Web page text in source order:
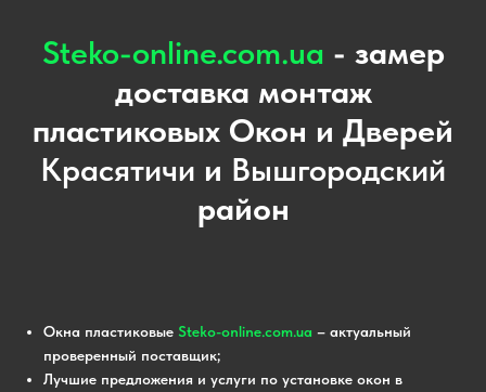
Steko-online.com.ua - замер
доставка монтаж
пластиковых Окон и Дверей
Красятичи и Вышгородский
район
Окна пластиковые Steko-online.com.ua – актуальный
проверенный поставщик;
Лучшие предложения и услуги по установке окон в